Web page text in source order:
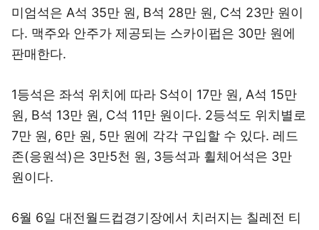
미엄석은 A석 35만 원, B석 28만 원, C석 23만 원이
다. 맥주와 안주가 제공되는 스카이펍은 30만 원에
판매한다.
1등석은 좌석 위치에 따라 S석이 17만 원, A석 15만
원, B석 13만 원, C석 11만 원이다. 2등석도 위치별로
7만 원, 6만 원, 5만 원에 각각 구입할 수 있다. 레드
존(응원석)은 3만5천 원, 3등석과 휠체어석은 3만
원이다.
6월 6일 대전월드컵경기장에서 치러지는 칠레전 티